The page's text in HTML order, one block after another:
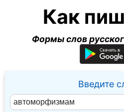
Как
Формы слов
Введите